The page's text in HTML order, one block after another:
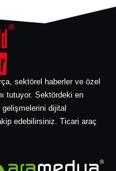
sektörel haberler ve özel
tutuyor. Sektördeki en
dijital
edebilirsiniz. Ticari araç